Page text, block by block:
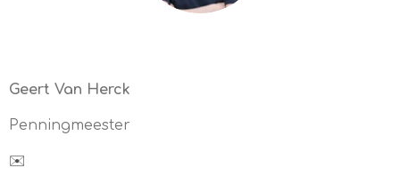
Geert Van Herck
Penningmeester
✉️